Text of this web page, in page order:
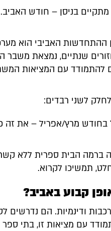
בניסן – חודש
ההתחדשות האביבי הוא
שנתיים, נמצאת משבר
לה קושי עצום להתמודד עם המציאות
לשני רבדים:
בחודש מרץ/אפריל – את זה
ברמה הבית ספרית ללא
תמשיכו לקרוא.
קבוע באביב?
ודינמיות. הם נדרשים
עם מציאות זו, בתי ספר